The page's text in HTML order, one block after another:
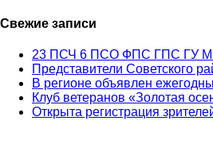
Свежие записи
23 ПСЧ 6 ПСО ФПС ГПС ГУ
Представители Советского
В регионе объявлен
Клуб ветеранов «Золотая
Открыта регистрация